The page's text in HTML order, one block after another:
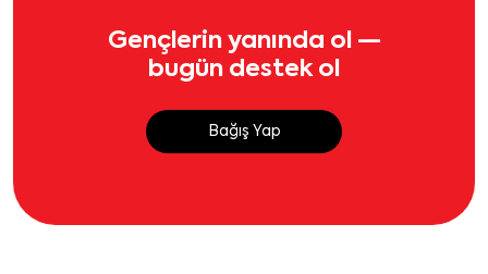
Gençlerin yanında ol —
bugün destek ol
Bağış Yap